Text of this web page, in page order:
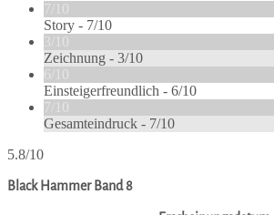
7/10
Story - 7/10
3/10
Zeichnung - 3/10
6/10
Einsteigerfreundlich - 6/10
7/10
Gesamteindruck - 7/10
5.8/10
Black Hammer Band 8